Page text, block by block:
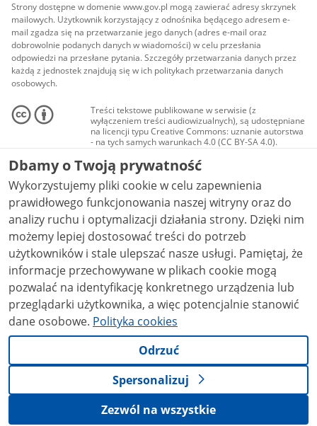
Strony dostępne w domenie www.gov.pl mogą zawierać adresy skrzynek
mailowych. Użytkownik korzystający z odnośnika będącego adresem e-
mail zgadza się na przetwarzanie jego danych (adres e-mail oraz
dobrowolnie podanych danych w wiadomości) w celu przesłania
odpowiedzi na przesłane pytania. Szczegóły przetwarzania danych przez
każdą z jednostek znajdują się w ich politykach przetwarzania danych
osobowych.
Treści tekstowe publikowane w serwisie (z
wyłączeniem treści audiowizualnych), są udostępniane
na licencji typu Creative Commons: uznanie autorstwa
- na tych samych warunkach 4.0 (CC BY-SA 4.0).
Materiały audiowizualne, w tym zdjęcia, materiały
audio i wideo, są udostępniane na licencji typu
Creative Commons: uznanie autorstwa użycie
niekomercyjne - bez utworów zależnych 4.0 (CC BY-
NC-ND 4.0), o ile nie jest to stwierdzone inaczej.
Dbamy o Twoją prywatność
Wykorzystujemy pliki cookie w celu zapewnienia
prawidłowego funkcjonowania naszej witryny oraz do
analizy ruchu i optymalizacji działania strony. Dzięki nim
możemy lepiej dostosować treści do potrzeb
użytkowników i stale ulepszać nasze usługi. Pamiętaj, że
informacje przechowywane w plikach cookie mogą
pozwalać na identyfikację konkretnego urządzenia lub
przeglądarki użytkownika, a więc potencjalnie stanowić
dane osobowe. Polityka cookies
Odrzuć
Spersonalizuj
Zezwól na wszystkie